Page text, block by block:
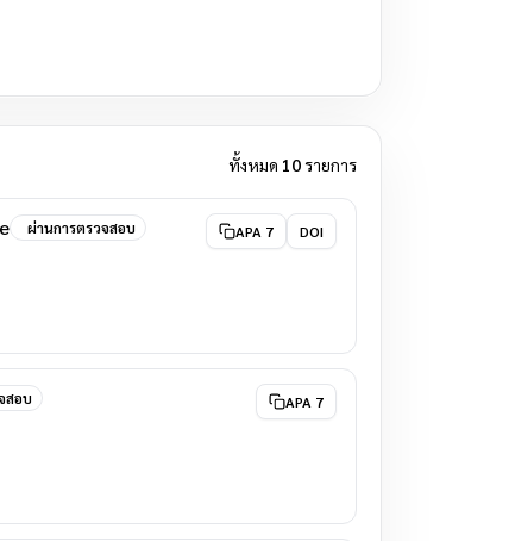
ทั้งหมด 10 รายการ
ผ่านการตรวจสอบ APA 7 DOI
สอบ APA 7